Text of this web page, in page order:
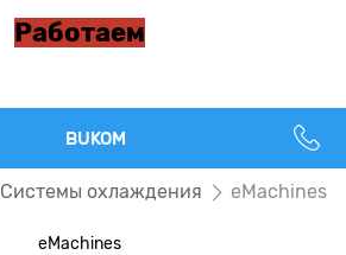
Работаем
BUKOM
Системы охлаждения eMachines
eMachines